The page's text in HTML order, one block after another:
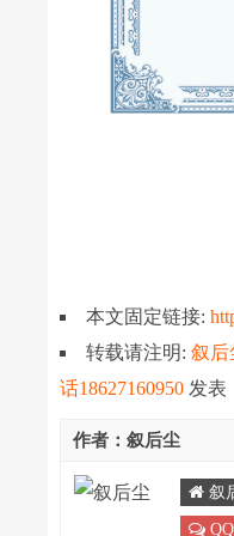
本文固定链接:
转载请注明:叙后
话18627160950 发表
作者：叙后尘
叙